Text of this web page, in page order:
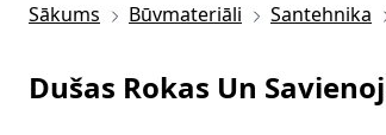
Sākums Būvmateriāli Santehnika
Dušas Rokas Un